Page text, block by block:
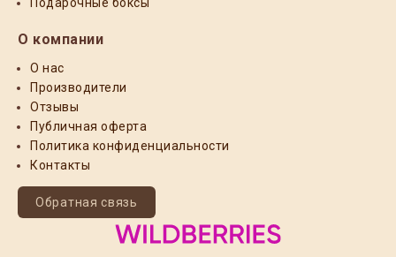
О компании
О нас
Производители
Отзывы
Публичная оферта
Политика конфиденциальности
Контакты
Обратная связь